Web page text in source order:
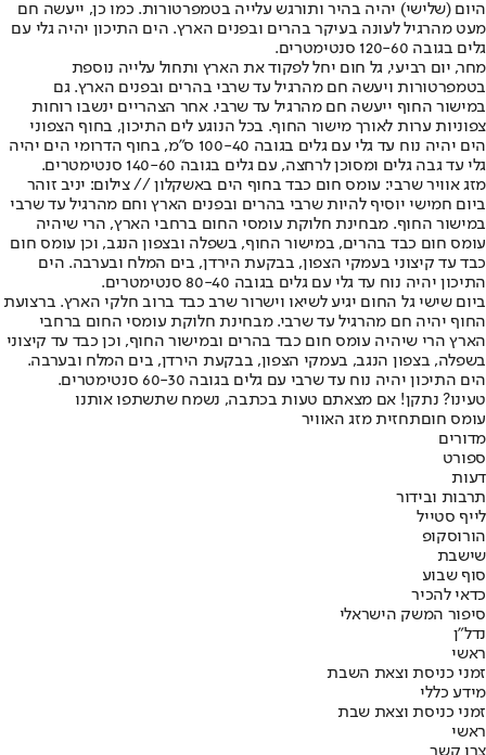
היום (שלישי) יהיה בהיר ותורגש עלייה בטמפרטורות. כמו כן, ייעשה חם
מעט מהרגיל לעונה בעיקר בהרים ובפנים הארץ. הים התיכון יהיה גלי עם
גלים בגובה 120-60 סנטימטרים.
מחר, יום רביעי, גל חום יחל לפקוד את הארץ ותחול עלייה נוספת
בטמפרטורות ויעשה חם מהרגיל עד שרבי בהרים ובפנים הארץ. גם
במישור החוף ייעשה חם מהרגיל עד שרבי. אחר הצהריים ינשבו רוחות
צפוניות ערות לאורך מישור החוף. בכל הנוגע לים התיכון, בחוף הצפוני
הים יהיה נוח עד גלי עם גלים בגובה 100-40 ס"מ, בחוף הדרומי הים יהיה
גלי עד גבה גלים ומסוכן לרחצה, עם גלים בגובה 140-60 סנטימטרים.
מזג אוויר שרבי: עומס חום כבד בחוף הים באשקלון // צילום: יניב זוהר
ביום חמישי יוסיף להיות שרבי בהרים ובפנים הארץ וחם מהרגיל עד שרבי
במישור החוף. מבחינת חלוקת עומסי החום ברחבי הארץ, הרי שיהיה
עומס חום כבד בהרים, במישור החוף, בשפלה ובצפון הנגב, וכן עומס חום
כבד עד קיצוני בעמקי הצפון, בבקעת הירדן, בים המלח ובערבה. הים
התיכון יהיה נוח עד גלי עם גלים בגובה 80-40 סנטימטרים.
ביום שישי גל החום יגיע לשיאו וישרור שרב כבד ברוב חלקי הארץ. ברצועת
החוף יהיה חם מהרגיל עד שרבי. מבחינת חלוקת עומסי החום ברחבי
הארץ הרי שיהיה עומס חום כבד בהרים ובמישור החוף, וכן כבד עד קיצוני
בשפלה, בצפון הנגב, בעמקי הצפון, בבקעת הירדן, בים המלח ובערבה.
הים התיכון יהיה נוח עד שרבי עם גלים בגובה 60-30 סנטימטרים.
טעינו? נתקן! אם מצאתם טעות בכתבה, נשמח שתשתפו אותנו
עומס חוםתחזית מזג האוויר
מדורים
ספורט
דעות
תרבות ובידור
לייף סטייל
הורוסקופ
שישבת
סוף שבוע
כדאי להכיר
סיפור המשק הישראלי
נדל"ן
ראשי
זמני כניסת וצאת השבת
מידע כללי
זמני כניסת וצאת שבת
ראשי